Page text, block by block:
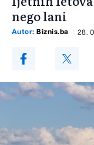
nego lani
Autor: Biznis.ba 28.